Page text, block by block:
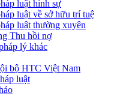
luật hình sự
luật về sở hữu trí tuệ
luật thường xuyên
Thu hồi nợ
lý khác
bộ HTC Việt Nam
luật